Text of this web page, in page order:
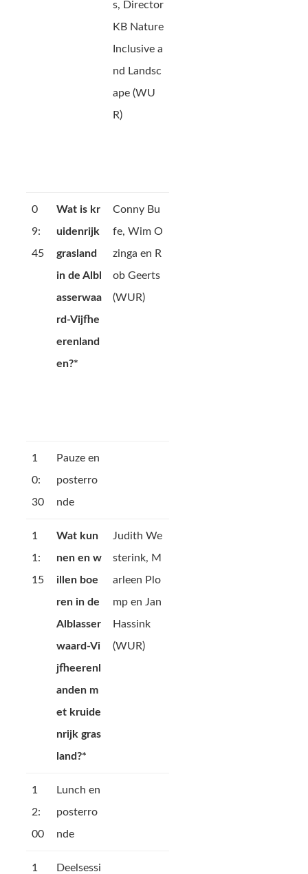
s, Director
KB Nature
Inclusive a
nd Landsc
ape (WU
R)
0
9:
45
Wat is kr
uidenrijk
grasland
in de Albl
asserwaa
rd-Vijfhe
erenland
en?*
Conny Bu
fe, Wim O
zinga en R
ob Geerts
(WUR)
1
0:
30
Pauze en
posterro
nde
1
1:
15
Wat kun
nen en w
illen boe
ren in de
Alblasser
waard-Vi
jfheerenl
anden m
et kruide
nrijk gras
land?*
Judith We
sterink, M
arleen Plo
mp en Jan
Hassink
(WUR)
1
2:
00
Lunch en
posterro
nde
1
Deelsessi